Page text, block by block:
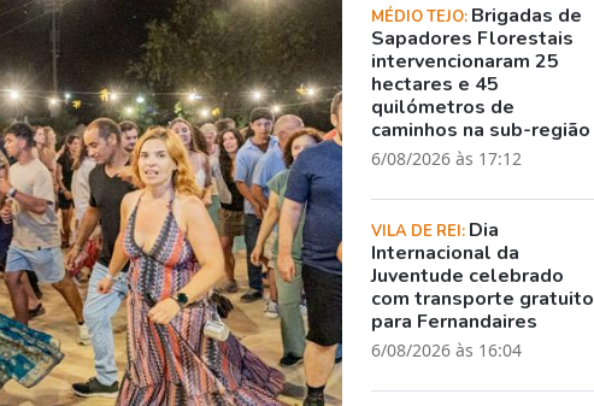
MÉDIO TEJO: Brigadas de
Sapadores Florestais
intervencionaram 25
hectares e 45
quilómetros de
caminhos na sub-região
6/08/2026 às 17:12
VILA DE REI: Dia
Internacional da
Juventude celebrado
com transporte gratuito
para Fernandaires
6/08/2026 às 16:04